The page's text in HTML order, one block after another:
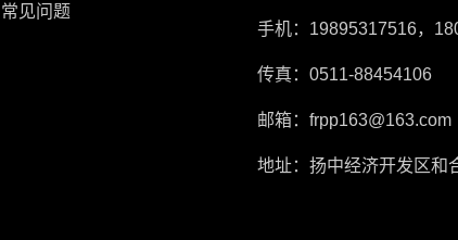
常见问题
手机：19895317516，
传真：0511-88454106
邮箱：frpp163@163.com
地址：扬中经济开发区和